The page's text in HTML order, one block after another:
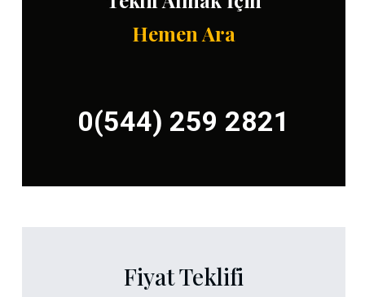
Hemen Ara
0(544) 259 2821
Fiyat Teklifi